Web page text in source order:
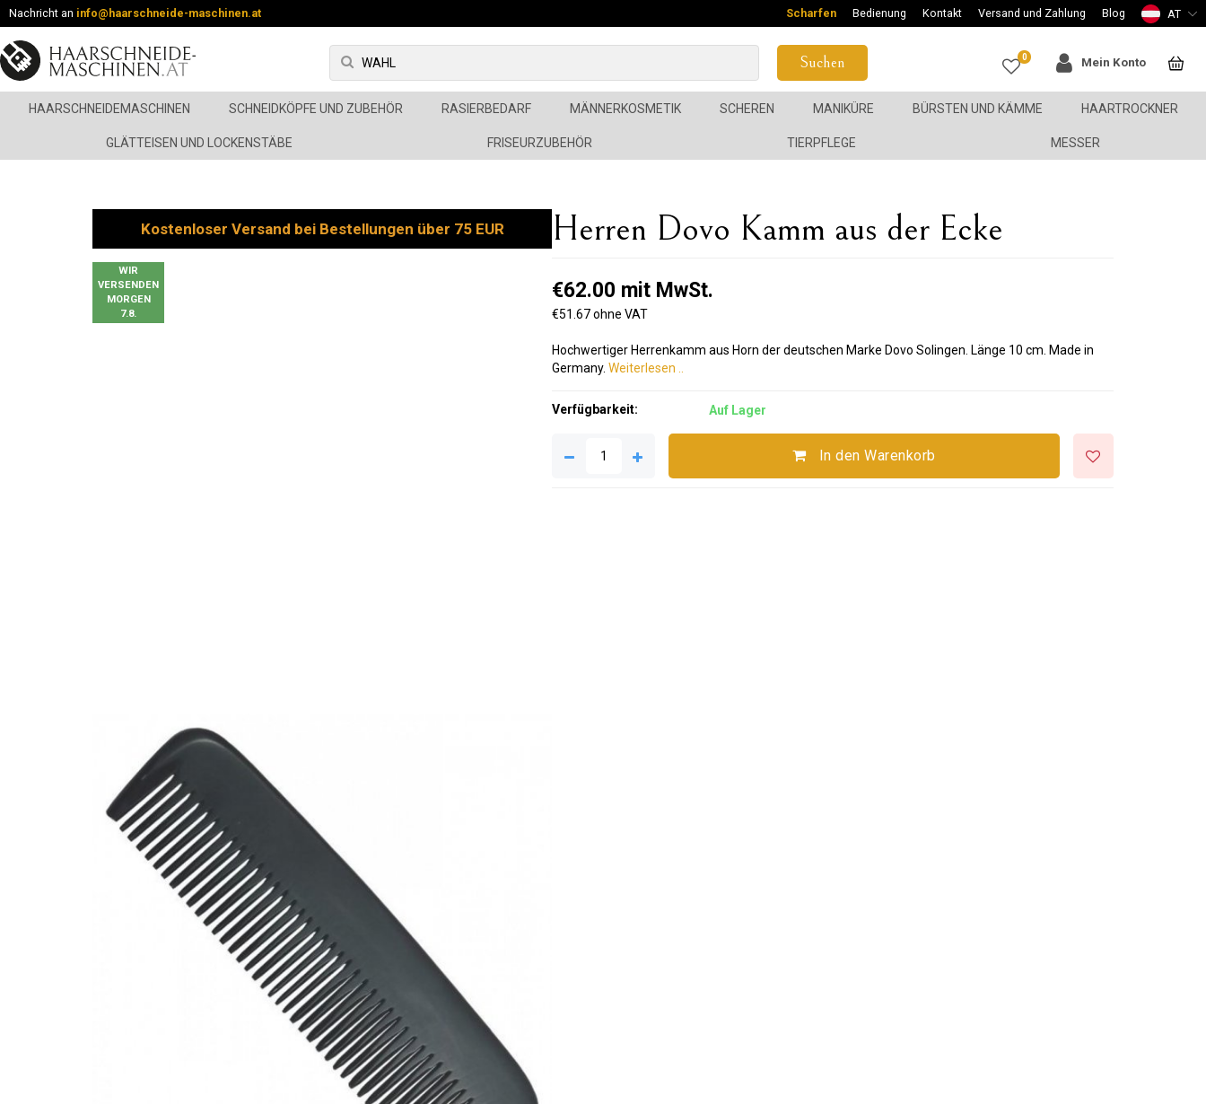
Nachricht an info@haarschneide-maschinen.at Scharfen Bedienung Kontakt Versand und Zahlung Blog AT
Suchen 0 Mein Konto
HAARSCHNEIDEMASCHINEN SCHNEIDKÖPFE UND ZUBEHÖR RASIERBEDARF MÄNNERKOSMETIK SCHEREN MANIKÜRE BÜRSTEN UND KÄMME HAARTROCKNER
GLÄTTEISEN UND LOCKENSTÄBE FRISEURZUBEHÖR TIERPFLEGE MESSER
Kostenloser Versand bei Bestellungen über 75 EUR
WIR
VERSENDEN
MORGEN
7.8.
Herren Dovo Kamm aus der Ecke
€62.00 mit MwSt.
€51.67 ohne VAT
Hochwertiger Herrenkamm aus Horn der deutschen Marke Dovo Solingen. Länge 10 cm. Made in
Germany.Weiterlesen ..
Verfügbarkeit: Auf Lager
In den Warenkorb